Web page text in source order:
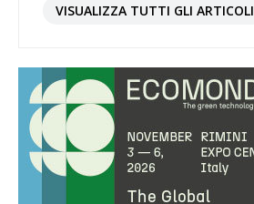
VISUALIZZA TUTTI GLI ARTICOLI